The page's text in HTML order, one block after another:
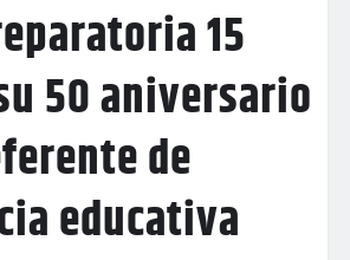
15
50 aniversario
de
educativa